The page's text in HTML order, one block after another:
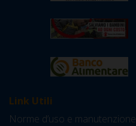
Link Utili
Norme d’uso e manutenzione